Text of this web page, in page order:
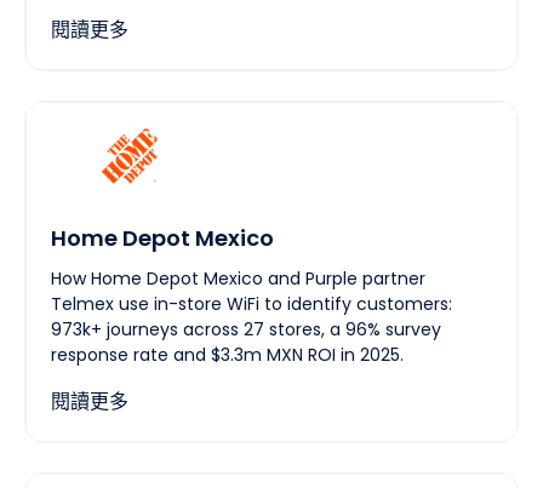
閱讀更多
Home Depot Mexico
How Home Depot Mexico and Purple partner
Telmex use in-store WiFi to identify customers:
973k+ journeys across 27 stores, a 96% survey
response rate and $3.3m MXN ROI in 2025.
閱讀更多